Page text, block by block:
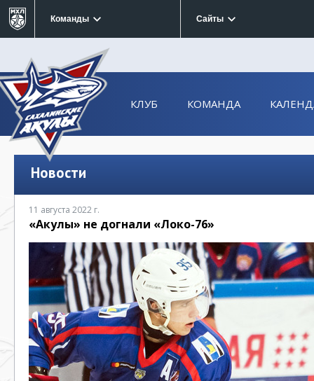
Команды Сайты
КЛУБ КОМАНДА
Новости
11 августа 2022 г.
«Акулы» не догнали «Локо-76»